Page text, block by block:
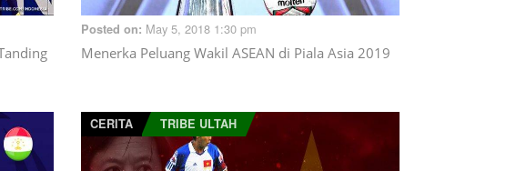
Posted on: May 5, 2018 1:30 pm
Menerka Peluang Wakil ASEAN di Piala Asia 2019
CERITA TRIBE ULTAH